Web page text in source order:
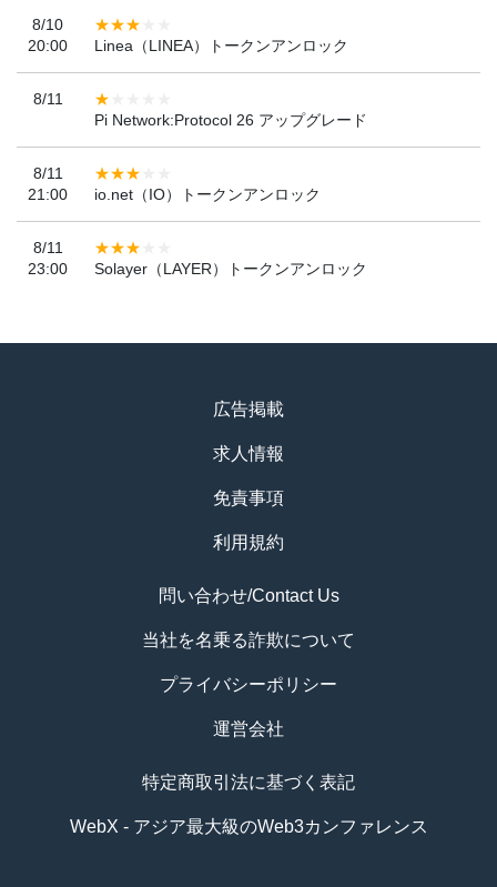
8/10
20:00
Linea（LINEA）トークンアンロック
8/11
Pi Network:Protocol 26 アップグレード
8/11
21:00
io.net（IO）トークンアンロック
8/11
23:00
Solayer（LAYER）トークンアンロック
広告掲載
求人情報
免責事項
利用規約
問い合わせ/Contact Us
当社を名乗る詐欺について
プライバシーポリシー
運営会社
特定商取引法に基づく表記
WebX - アジア最大級のWeb3カンファレンス